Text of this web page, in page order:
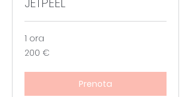
1 ora
200
euro
200 €
Prenota